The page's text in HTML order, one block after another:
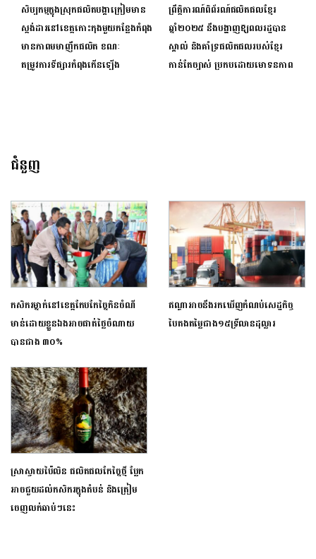
សិប្បកម្មក្នុងស្រុកផលិតបង្គាក្រៀមមាន
ស្តង់ដារនៅខេត្តកោះកុងមួយកន្លែងកំពុង
មានភាពមមាញឹកផលិត ខណៈ
តម្រូវការទីផ្សារកំពុងកើនឡើង
ព្រឹត្តិការណ៍ពិព័រណ៍​ផលិតផលខ្មែរ​
ឆ្នាំ២០២៥​ នឹងបង្ហាញឱ្យពលរដ្ឋបាន
ស្គាល់ និងគាំទ្រផលិតផលរបស់​ខ្មែរ
កាន់តែច្បាស់ ប្រកបដោយមោទនភាព
ជំនួញ
កសិករម្នាក់នៅខេត្តកែបកែច្នៃកិនចំណី
មាន់ដោយខ្លួនឯងអាចផាត់ថ្លៃចំណាយ
បានជាង ៣០%
ឥណ្ឌាអាចនឹងរកឃើញកំណប់សេដ្ឋកិច្ច
បៃតងតម្លៃជាង១៥ទ្រីលានដុល្លារ
ស្រាស្វាយប៉ៃលិន ផលិតផលកែច្នៃថ្មី ប្លែក
អាចជួយដល់កសិករក្នុងតំបន់ និងត្រៀម
ចេញលក់ឆាប់ៗនេះ